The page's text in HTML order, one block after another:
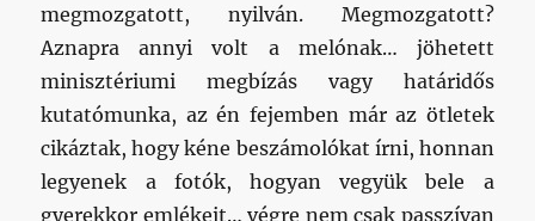
megmozgatott, nyilván. Megmozgatott?
Aznapra annyi volt a melónak… jöhetett
minisztériumi megbízás vagy határidős
kutatómunka, az én fejemben már az ötletek
cikáztak, hogy kéne beszámolókat írni, honnan
legyenek a fotók, hogyan vegyük bele a
gyerekkor emlékeit… végre nem csak passzívan